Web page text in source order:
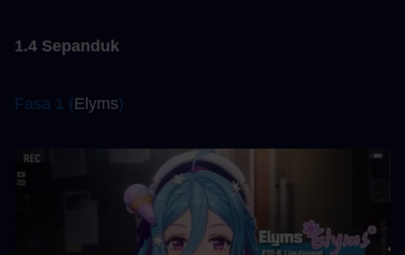
1.4 Sepanduk
Fasa 1 (Elyms)